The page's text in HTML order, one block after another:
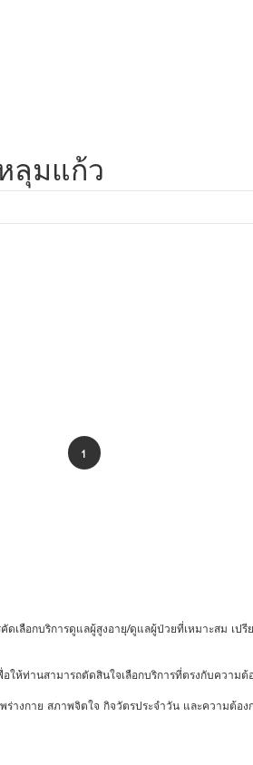
ลุมแก้ว
1
เลือกบริการดูแลผู้สูงอายุ/ดูแลผู้ป่วยที่เหมาะสม เ
ห้ท่านสามารถตัดสินใจเลือกบริการที่ตรงกับควา
างกาย สภาพจิตใจ กิจวัตรประจำวัน และความต้อง